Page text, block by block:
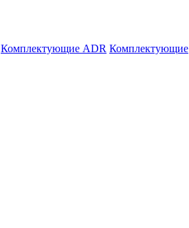
Комплектующие ADR Комплектующие